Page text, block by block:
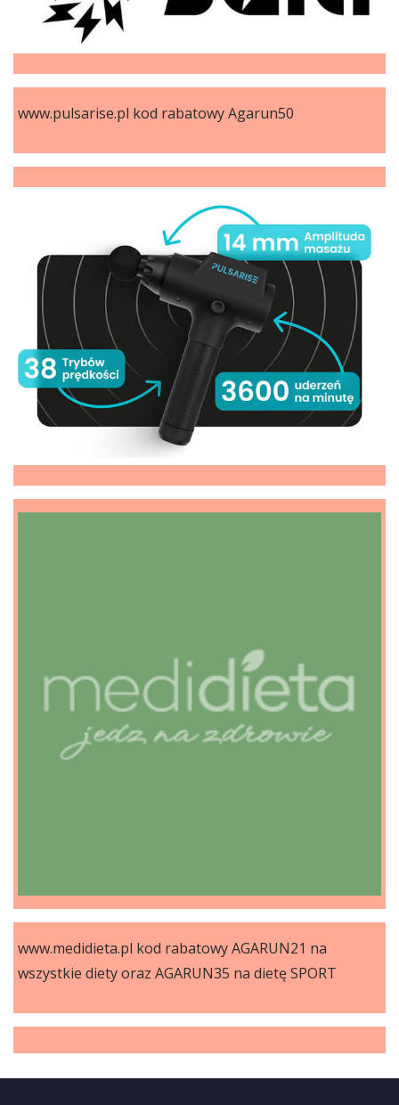
www.pulsarise.pl kod rabatowy Agarun50
www.medidieta.pl kod rabatowy AGARUN21 na
wszystkie diety oraz AGARUN35 na dietę SPORT